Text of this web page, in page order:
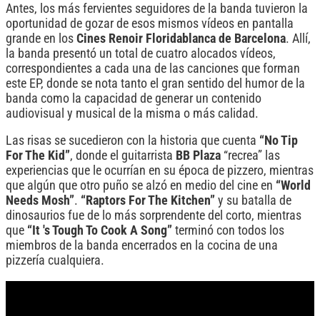
Antes, los más fervientes seguidores de la banda tuvieron la
oportunidad de gozar de esos mismos vídeos en pantalla
grande en los Cines Renoir Floridablanca de Barcelona. Allí,
la banda presentó un total de cuatro alocados vídeos,
correspondientes a cada una de las canciones que forman
este EP, donde se nota tanto el gran sentido del humor de la
banda como la capacidad de generar un contenido
audiovisual y musical de la misma o más calidad.
Las risas se sucedieron con la historia que cuenta “No Tip
For The Kid”, donde el guitarrista BB Plaza “recrea” las
experiencias que le ocurrían en su época de pizzero, mientras
que algún que otro puño se alzó en medio del cine en “World
Needs Mosh”. “Raptors For The Kitchen” y su batalla de
dinosaurios fue de lo más sorprendente del corto, mientras
que “It 's Tough To Cook A Song” terminó con todos los
miembros de la banda encerrados en la cocina de una
pizzería cualquiera.